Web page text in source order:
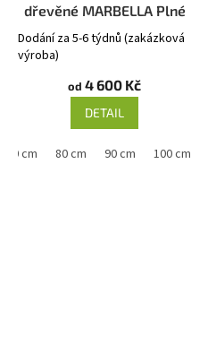
dřevěné MARBELLA Plné
Dodání za 5-6 týdnů (zakázková
výroba)
od 4 600 Kč
DETAIL
70 cm 80 cm 90 cm 100 cm
60 cm